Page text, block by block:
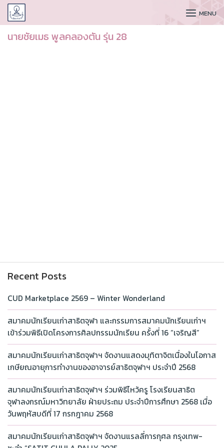
CUDAA MENU
นายชัยเมธ พูลคลองตัน รุ่น 28
Recent Posts
CUD Marketplace 2569 – Winter Wonderland
สมาคมนักเรียนเก่าสาธิตจุฬา และกรรมการสมาคมนักเรียนเก่าฯ
เข้าร่วมพิธีเปิดโครงการศิลปกรรมนักเรียน ครั้งที่ 16 “เจริญสี”
สมาคมนักเรียนเก่าสาธิตจุฬาฯ จัดงานแสดงมุทิตาจิตเนื่องในโอกาส
เกษียณอายุการทำงานของอาจารย์สาธิตจุฬาฯ ประจำปี 2568
สมาคมนักเรียนเก่าสาธิตจุฬาฯ ร่วมพิธีไหว้ครู โรงเรียนสาธิต
จุฬาลงกรณ์มหาวิทยาลัย ฝ่ายประถม ประจำปีการศึกษา 2568 เมื่อ
วันพฤหัสบดีที่ 17 กรกฎาคม 2568
สมาคมนักเรียนเก่าสาธิตจุฬาฯ จัดงานแรลลี่การกุศล กรุงเทพ-